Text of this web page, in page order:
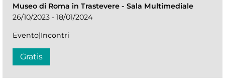
Museo di Roma in Trastevere - Sala Multimediale
26/10/2023 - 18/01/2024
Evento|Incontri
Gratis